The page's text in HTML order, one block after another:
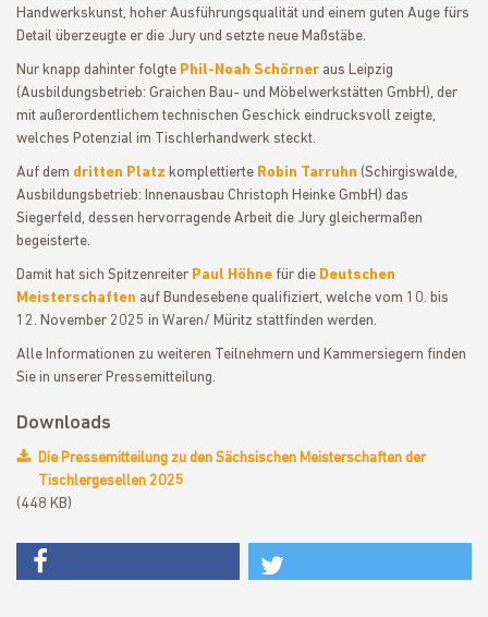
Handwerkskunst, hoher Ausführungsqualität und einem guten Auge fürs
Detail überzeugte er die Jury und setzte neue Maßstäbe.
Nur knapp dahinter folgte Phil-Noah Schörner aus Leipzig
(Ausbildungsbetrieb: Graichen Bau- und Möbelwerkstätten GmbH), der
mit außerordentlichem technischen Geschick eindrucksvoll zeigte,
welches Potenzial im Tischlerhandwerk steckt.
Auf dem dritten Platz komplettierte Robin Tarruhn (Schirgiswalde,
Ausbildungsbetrieb: Innenausbau Christoph Heinke GmbH) das
Siegerfeld, dessen hervorragende Arbeit die Jury gleichermaßen
begeisterte.
Damit hat sich Spitzenreiter Paul Höhne für die Deutschen
Meisterschaften auf Bundesebene qualifiziert, welche vom 10. bis
12. November 2025 in Waren/ Müritz stattfinden werden.
Alle Informationen zu weiteren Teilnehmern und Kammersiegern finden
Sie in unserer Pressemitteilung.
Downloads
Die Pressemitteilung zu den Sächsischen Meisterschaften der
Tischlergesellen 2025
(448 KB)